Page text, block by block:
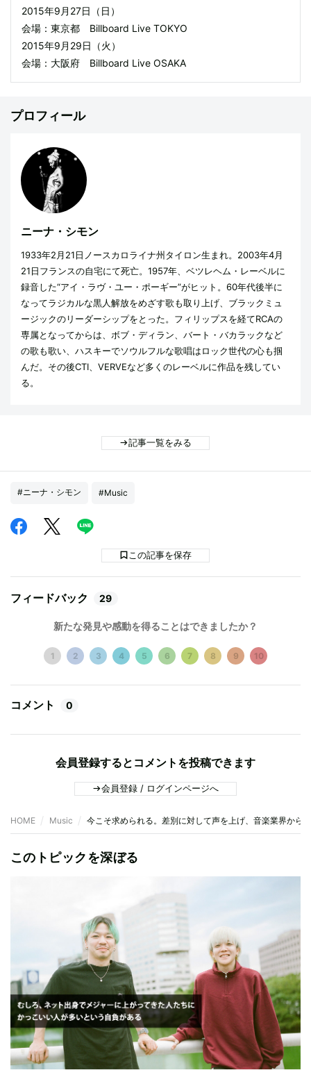
2015年9月27日（日）
会場：東京都 Billboard Live TOKYO
2015年9月29日（火）
会場：大阪府 Billboard Live OSAKA
プロフィール
ニーナ・シモン
1933年2月21日ノースカロライナ州タイロン生まれ。2003年4月
21日フランスの自宅にて死亡。1957年、ベツレヘム・レーベルに
録音した“アイ・ラヴ・ユー・ポーギー”がヒット。60年代後半に
なってラジカルな黒人解放をめざす歌も取り上げ、ブラックミュ
ージックのリーダーシップをとった。フィリップスを経てRCAの
専属となってからは、ボブ・ディラン、バート・バカラックなど
の歌も歌い、ハスキーでソウルフルな歌唱はロック世代の心も掴
んだ。その後CTI、VERVEなど多くのレーベルに作品を残してい
る。
記事一覧をみる
#ニーナ・シモン #Music
この記事を保存
フィードバック 29
新たな発見や感動を得ることはできましたか？
1 2 3 4 5 6 7 8 9 10
コメント 0
会員登録するとコメントを投稿できます
会員登録 / ログインページへ
HOME Music 今こそ求められる。差別に対して声を上げ、音楽業界から
このトピックを深ぼる